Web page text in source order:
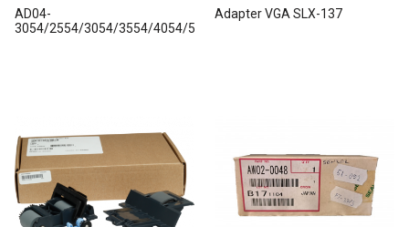
AD04-
3054/2554/3054/3554/4054/5054/650*spirala/o
Adapter VGA SLX-137